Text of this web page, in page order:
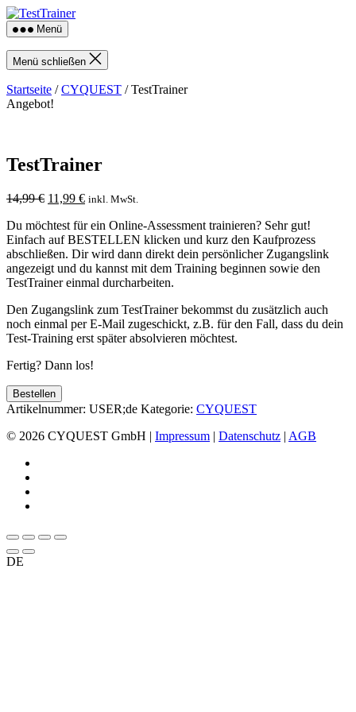
Direkt
zum
Inhalt
wechseln
TestTrainer
Menü
Menü schließen
Startseite /CYQUEST / TestTrainer
Angebot!
TestTrainer
14,99€ Ursprünglicher
war:
14,99 €
11,99 €Aktueller
ist:
11,99 €.
inkl. MwSt.
Du möchtest für ein Online-Assessment trainieren? Sehr gut!
Einfach auf BESTELLEN klicken und kurz den Kaufprozess
abschließen. Dir wird dann direkt dein persönlicher Zugangslink
angezeigt und du kannst mit dem Training beginnen sowie den
TestTrainer einmal durcharbeiten.
Den Zugangslink zum TestTrainer bekommst du zusätzlich auch
noch einmal per E-Mail zugeschickt, z.B. für den Fall, dass du dein
Test-Training erst später absolvieren möchtest.
Fertig? Dann los!
TestTrainer
Menge
Bestellen
Artikelnummer: USER;de Kategorie: CYQUEST
© 2026 CYQUEST GmbH | Impressum | Datenschutz | AGB
DE